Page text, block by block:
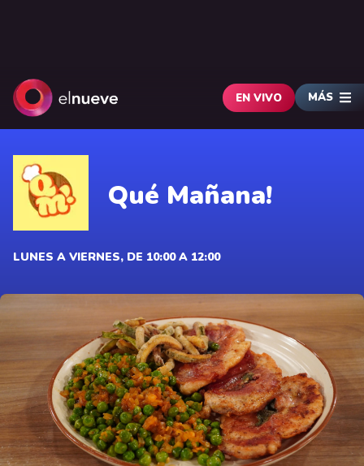
EN VIVO MÁS
Qué Mañana!
LUNES A VIERNES, DE 10:00 A 12:00